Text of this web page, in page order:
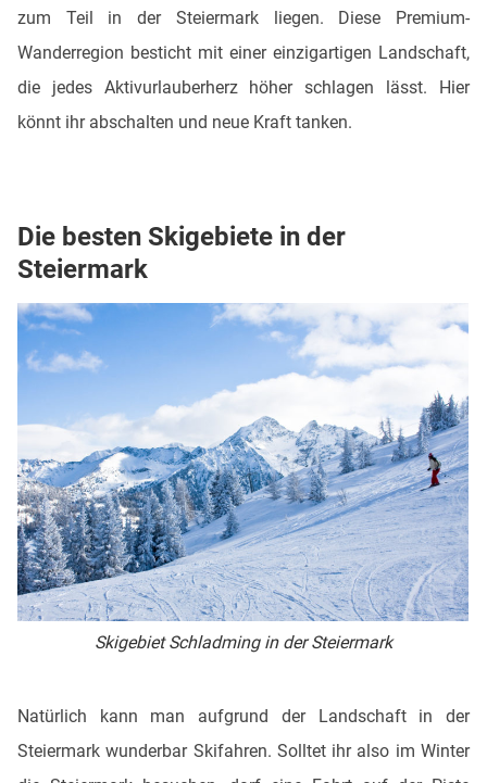
zum Teil in der Steiermark liegen. Diese Premium-
Wanderregion besticht mit einer einzigartigen Landschaft,
die jedes Aktivurlauberherz höher schlagen lässt. Hier
könnt ihr abschalten und neue Kraft tanken.
Die besten Skigebiete in der
Steiermark
Skigebiet Schladming in der Steiermark
Natürlich kann man aufgrund der Landschaft in der
Steiermark wunderbar Skifahren. Solltet ihr also im Winter